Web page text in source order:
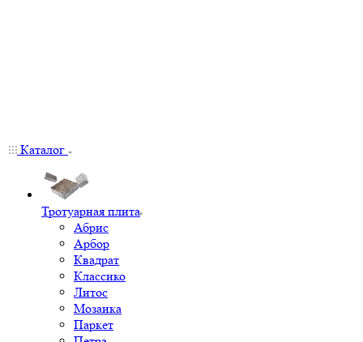
Каталог
Тротуарная плита
Абрис
Арбор
Квадрат
Классико
Литос
Мозаика
Паркет